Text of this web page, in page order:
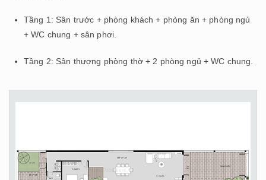
Tầng 1: Sân trước + phòng khách + phòng ăn + phòng ngủ
+ WC chung + sân phơi.
Tầng 2: Sân thượng phòng thờ + 2 phòng ngủ + WC chung.